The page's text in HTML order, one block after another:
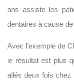
ans assiste les
dentaires à cause
Avec l’exemple de
le résultat est plus
allés deux fois chez